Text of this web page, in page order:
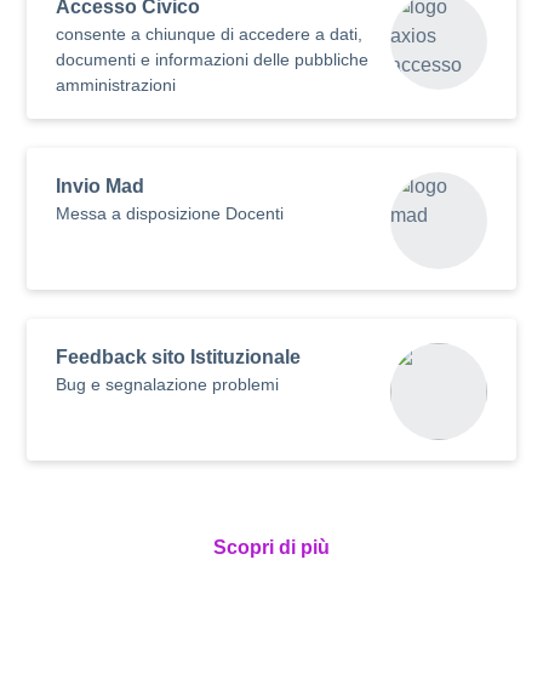
Accesso Civico
consente a chiunque di accedere a dati,
documenti e informazioni delle pubbliche
amministrazioni
Invio Mad
Messa a disposizione Docenti
Feedback sito Istituzionale
Bug e segnalazione problemi
Scopri di più